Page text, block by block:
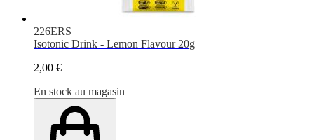
226ERS
Isotonic Drink - Lemon Flavour 20g
2,00 €
En stock au magasin